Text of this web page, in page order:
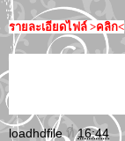
รายละเอียดไฟล์ >คลิก<
loadhdfile ที่16:44